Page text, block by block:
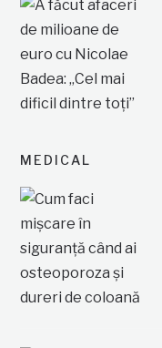
MEDICAL